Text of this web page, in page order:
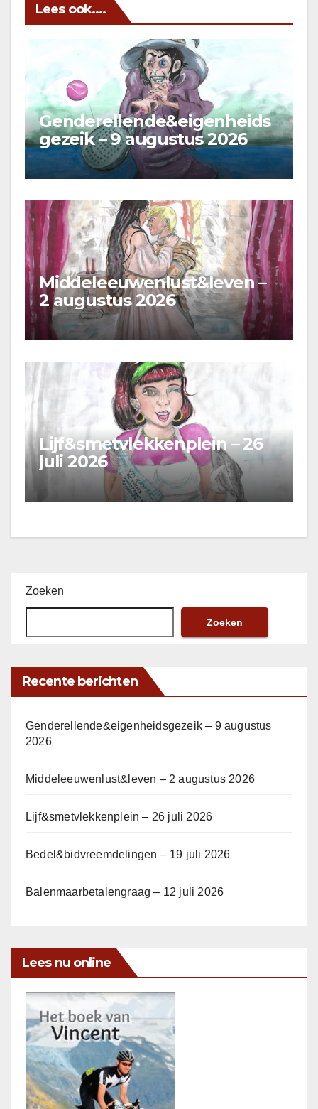
Lees ook....
Genderellende&eigenheids
gezeik – 9 augustus 2026
Middeleeuwenlust&leven –
2 augustus 2026
Lijf&smetvlekkenplein – 26
juli 2026
Zoeken
Zoeken
Recente berichten
Genderellende&eigenheidsgezeik – 9 augustus
2026
Middeleeuwenlust&leven – 2 augustus 2026
Lijf&smetvlekkenplein – 26 juli 2026
Bedel&bidvreemdelingen – 19 juli 2026
Balenmaarbetalengraag – 12 juli 2026
Lees nu online